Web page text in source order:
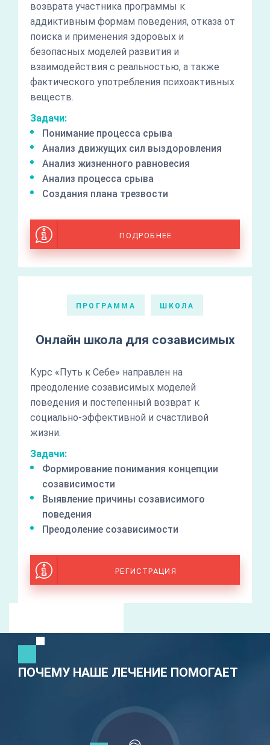
возврата участника программы к
аддиктивным формам поведения, отказа от
поиска и применения здоровых и
безопасных моделей развития и
взаимодействия с реальностью, а также
фактического употребления психоактивных
веществ.
Задачи:
Понимание процесса срыва
Анализ движущих сил выздоровления
Анализ жизненного равновесия
Анализ процесса срыва
Создания плана трезвости
ПОДРОБНЕЕ
ПРОГРАММА ШКОЛА
Онлайн школа для созависимых
Курс «Путь к Себе» направлен на
преодоление созависимых моделей
поведения и постепенный возврат к
социально-эффективной и счастливой
жизни.
Задачи:
Формирование понимания концепции
созависимости
Выявление причины созависимого
поведения
Преодоление созависимости
РЕГИСТРАЦИЯ
ПОЧЕМУ НАШЕ ЛЕЧЕНИЕ ПОМОГАЕТ